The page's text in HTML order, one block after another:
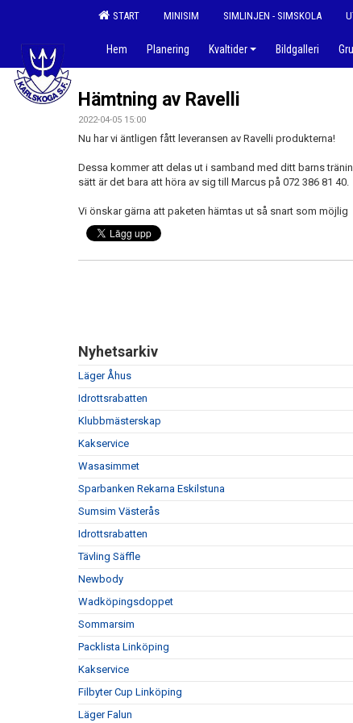
START MINISIM SIMLINJEN - SIMSKOLA
Hem Planering Kvaltider Bildgalleri
Hämtning av Ravelli
2022-04-05 15:00
Nu har vi äntligen fått leveransen av Ravelli produkterna!
Dessa kommer att delas ut i samband med ditt barns
sätt är det bara att höra av sig till Marcus på 072 386 81 40.
Vi önskar gärna att paketen hämtas ut så snart som möjlig
Nyhetsarkiv
Läger Åhus
Idrottsrabatten
Klubbmästerskap
Kakservice
Wasasimmet
Sparbanken Rekarna Eskilstuna
Sumsim Västerås
Idrottsrabatten
Tävling Säffle
Newbody
Wadköpingsdoppet
Sommarsim
Packlista Linköping
Kakservice
Filbyter Cup Linköping
Läger Falun